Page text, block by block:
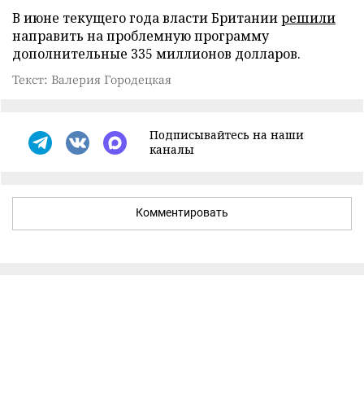
В июне текущего года власти Британиирешили
направить на проблемную программу
дополнительные 335 миллионов долларов.
Текст: Валерия Городецкая
Подписывайтесь на наши
каналы
Комментировать